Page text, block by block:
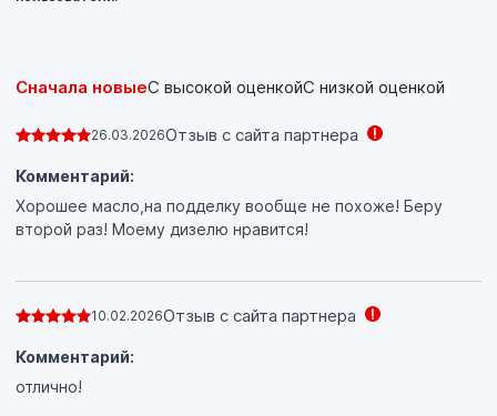
автомобилей, легких внедорожников, микроавтобусов и
где требуется уровень эксплуатационных свойств ACEA
высокофорсированных автомобилей.
Сначала новыеС высокой оценкойС низкой оценкой
26.03.2026Отзыв с сайта партнера
Комментарий:
Хорошее масло,на подделку вообще не похоже! Беру
второй раз! Моему дизелю нравится!
10.02.2026Отзыв с сайта партнера
Комментарий:
отлично!